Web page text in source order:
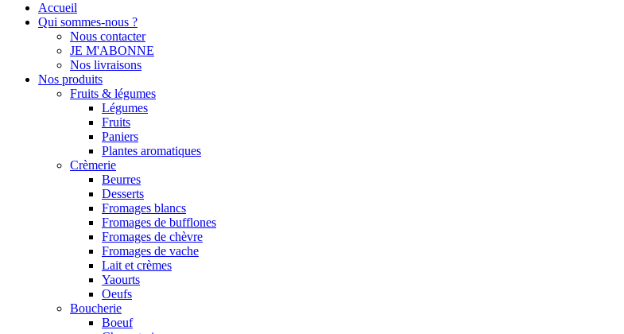
Accueil
Qui sommes-nous ?
Nous contacter
JE M'ABONNE
Nos livraisons
Nos produits
Fruits & légumes
Légumes
Fruits
Paniers
Plantes aromatiques
Crèmerie
Beurres
Desserts
Fromages blancs
Fromages de bufflones
Fromages de chèvre
Fromages de vache
Lait et crèmes
Yaourts
Oeufs
Boucherie
Boeuf